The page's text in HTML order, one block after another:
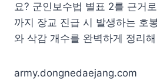
요? 군인보수법 별표 2를 근거
까지 장교 진급 시 발생하는 호
와 삭감 개수를 완벽하게 정리
army.dongnedaejang.com